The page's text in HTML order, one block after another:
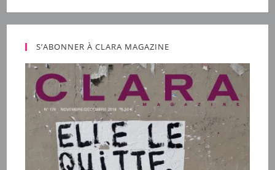
S’ABONNER À CLARA MAGAZINE